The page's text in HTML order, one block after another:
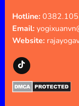
Hotline:
Email:
Website: